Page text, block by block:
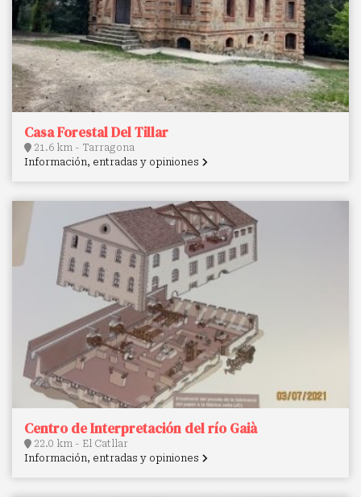
Casa Forestal Del Tillar
21.6 km - Tarragona
Información, entradas y opiniones
Centro de Interpretación del río Gaià
22.0 km - El Catllar
Información, entradas y opiniones